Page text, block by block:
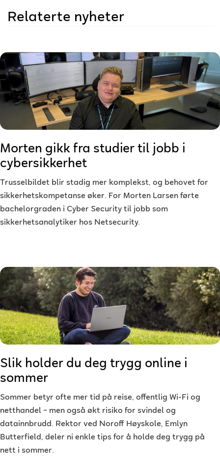
Relaterte nyheter
Morten gikk fra studier til jobb i
cybersikkerhet
Trusselbildet blir stadig mer komplekst, og behovet for
sikkerhetskompetanse øker. For Morten Larsen førte
bachelorgraden i Cyber Security til jobb som
sikkerhetsanalytiker hos Netsecurity.
Slik holder du deg trygg online i
sommer
Sommer betyr ofte mer tid på reise, offentlig Wi-Fi og
netthandel – men også økt risiko for svindel og
datainnbrudd. Rektor ved Noroff Høyskole, Emlyn
Butterfield, deler ni enkle tips for å holde deg trygg på
nett i sommer.